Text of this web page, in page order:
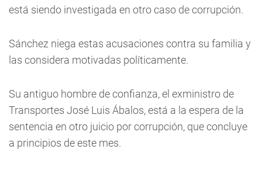
está siendo investigada en otro caso de corrupción.
Sánchez niega estas acusaciones contra su familia y
las considera motivadas políticamente.
Su antiguo hombre de confianza, el exministro de
Transportes José Luis Ábalos, está a la espera de la
sentencia en otro juicio por corrupción, que concluye
a principios de este mes.